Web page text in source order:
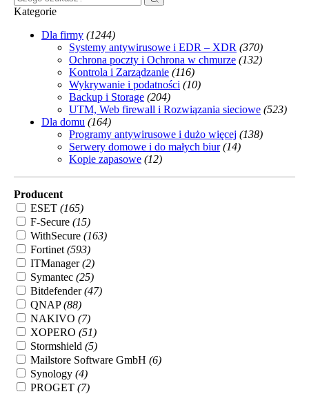
Kategorie
Dla firmy (1244)
Systemy antywirusowe i EDR – XDR (370)
Ochrona poczty i Ochrona w chmurze (132)
Kontrola i Zarządzanie (116)
Wykrywanie i podatności (10)
Backup i Storage (204)
UTM, Web firewall i Rozwiązania sieciowe (523)
Dla domu (164)
Programy antywirusowe i dużo więcej (138)
Serwery domowe i do małych biur (14)
Kopie zapasowe (12)
Producent
ESET (165)
F-Secure (15)
WithSecure (163)
Fortinet (593)
ITManager(2)
Symantec (25)
Bitdefender(47)
QNAP(88)
NAKIVO (7)
XOPERO (51)
Stormshield (5)
Mailstore Software GmbH (6)
Synology (4)
PROGET (7)